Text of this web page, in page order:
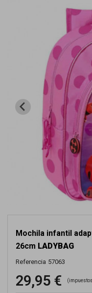
Mochila infantil
26cm LADYBAG
Referencia 57063
29,95 €